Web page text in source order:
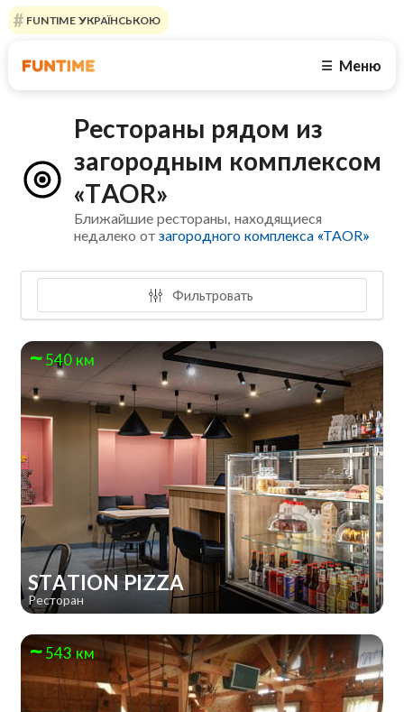
FUNTIME УКРАЇНСЬКОЮ
☰ Меню
Рестораны рядом из
загородным комплексом
«TAOR»
Ближайшие рестораны, находящиеся
недалеко отзагородного комплекса «TAOR»
Фильтровать
540 км
STATION PIZZA
Ресторан
543 км